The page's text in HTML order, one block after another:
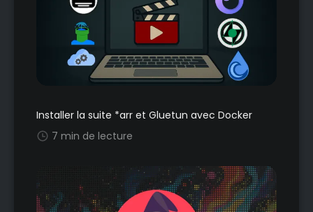
Installer la suite *arr et Gluetun avec Docker
7 min de lecture